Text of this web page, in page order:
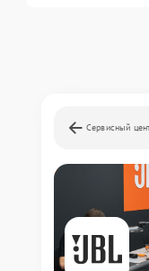
Сервисный